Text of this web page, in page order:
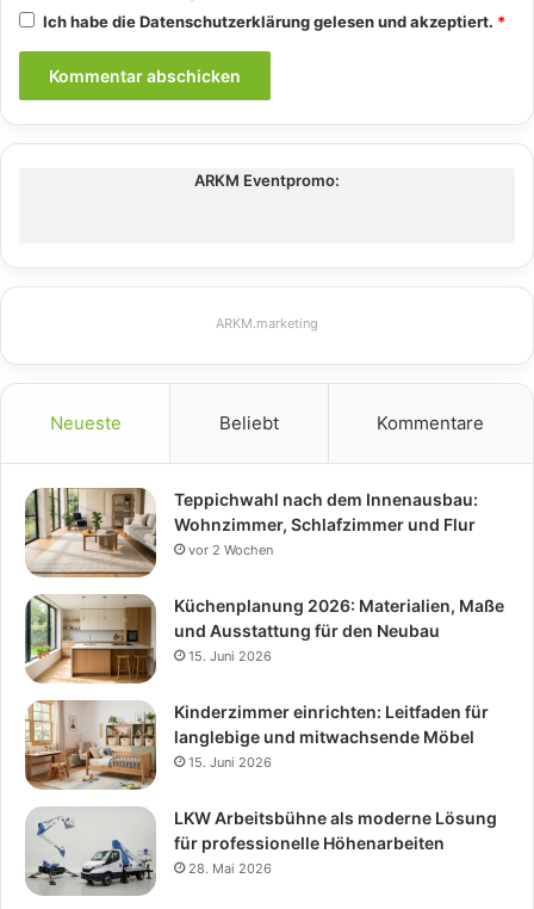
Ich habe dieDatenschutzerklärunggelesen und akzeptiert. *
ARKM Eventpromo:
ARKM.marketing
Neueste Beliebt Kommentare
Teppichwahl nach dem Innenausbau:
Wohnzimmer, Schlafzimmer und Flur
vor 2 Wochen
Küchenplanung 2026: Materialien, Maße
und Ausstattung für den Neubau
15. Juni 2026
Kinderzimmer einrichten: Leitfaden für
langlebige und mitwachsende Möbel
15. Juni 2026
LKW Arbeitsbühne als moderne Lösung
für professionelle Höhenarbeiten
28. Mai 2026